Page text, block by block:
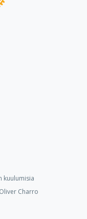
kuulumisia
Charro